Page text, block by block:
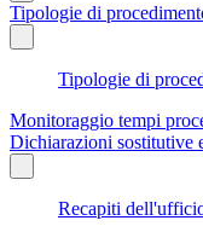
Tipologie di
Tipologie di
Monitoraggio tempi
Dichiarazioni sostitutive
Recapiti